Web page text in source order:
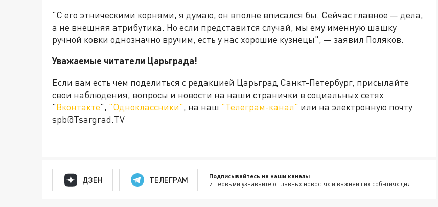
"С его этническими корнями, я думаю, он вполне вписался бы. Сейчас главное — дела,
а не внешняя атрибутика. Но если представится случай, мы ему именную шашку
ручной ковки однозначно вручим, есть у нас хорошие кузнецы", — заявил Поляков.
Уважаемые читатели Царьграда!
Если вам есть чем поделиться с редакцией Царьград Санкт-Петербург, присылайте
свои наблюдения, вопросы и новости на наши странички в социальных сетях
"Вконтакте", "Одноклассники", на наш "Телеграм-канал" или на электронную почту
spb@Tsargrad.TV
ДЗЕН ТЕЛЕГРАМ Подписывайтесь на наши каналы
и первыми узнавайте о главных новостях и важнейших событиях дня.